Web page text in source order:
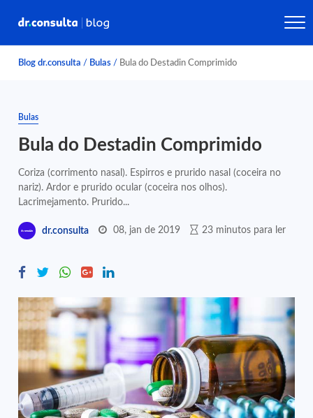
Blog dr.consulta / Bulas / Bula do Destadin Comprimido
Bulas
Bula do Destadin Comprimido
Coriza (corrimento nasal). Espirros e prurido nasal (coceira no
nariz). Ardor e prurido ocular (coceira nos olhos).
Lacrimejamento. Prurido...
dr.consulta 08, jan de 2019 23 minutos para ler